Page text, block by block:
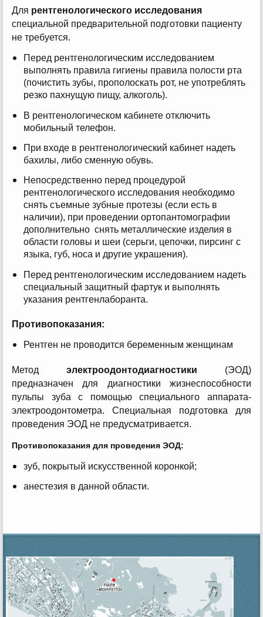
Для рентгенологического исследования
специальной предварительной подготовки пациенту
не требуется.
Перед рентгенологическим исследованием
выполнять правила гигиены правила полости рта
(почистить зубы, прополоскать рот, не употреблять
резко пахнущую пищу, алкоголь).
В рентгенологическом кабинете отключить
мобильный телефон.
При входе в рентгенологический кабинет надеть
бахилы, либо сменную обувь.
Непосредственно перед процедурой
рентгенологического исследования необходимо
снять съемные зубные протезы (если есть в
наличии), при проведении ортопантомографии
дополнительно снять металлические изделия в
области головы и шеи (серьги, цепочки, пирсинг с
языка, губ, носа и другие украшения).
Перед рентгенологическим исследованием надеть
специальный защитный фартук и выполнять
указания рентгенлаборанта.
Противопоказания:
Рентген не проводится беременным женщинам
Метод электроодонтодиагностики (ЭОД)
предназначен для диагностики жизнеспособности
пульпы зуба с помощью специального аппарата-
электроодонтометра. Специальная подготовка для
проведения ЭОД не предусматривается.
Противопоказания для проведения ЭОД:
зуб, покрытый искусственной коронкой;
анестезия в данной области.